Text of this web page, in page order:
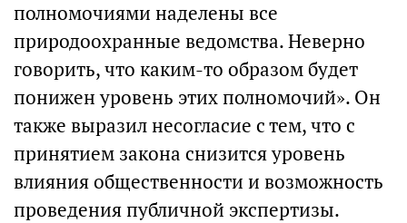
полномочиями наделены все
природоохранные ведомства. Неверно
говорить, что каким-то образом будет
понижен уровень этих полномочий». Он
также выразил несогласие с тем, что с
принятием закона снизится уровень
влияния общественности и возможность
проведения публичной экспертизы.